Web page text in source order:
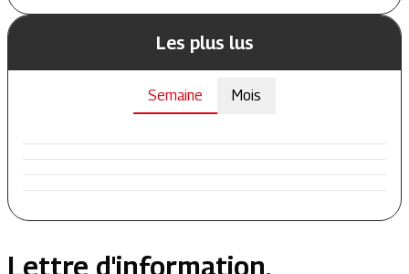
Les plus lus
Semaine Mois
Lettre d'information.